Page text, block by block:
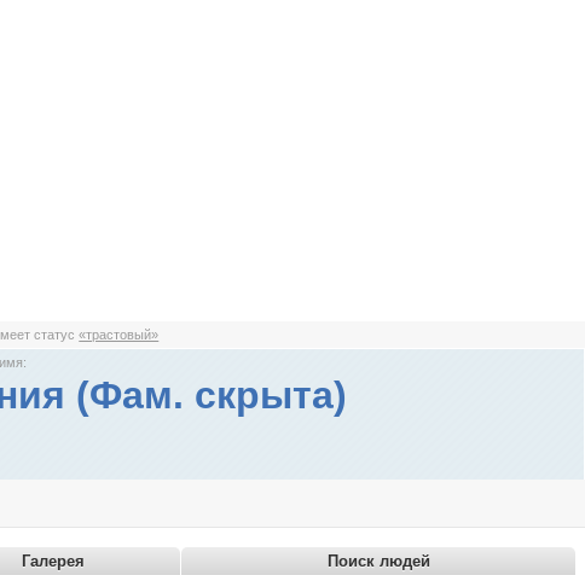
статус«трастовый»
(Фам. скрыта)
Галерея
Поиск людей